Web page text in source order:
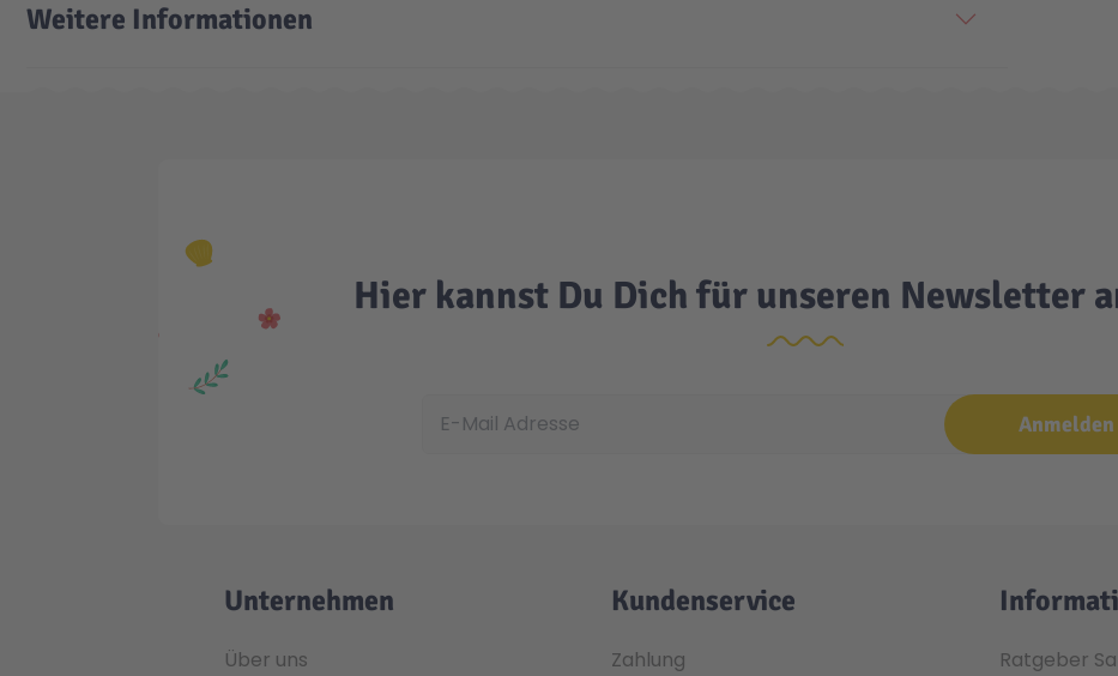
Weitere Informationen
Hier kannst Du Dich für unseren Newsletter
Anmelden
Unternehmen
Über uns
Kundenservice
Zahlung
Ratgeber